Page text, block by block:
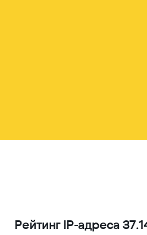
Рейтинг IP-адреса